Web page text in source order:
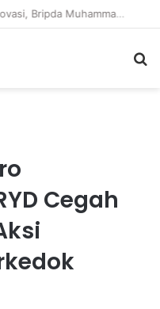
Cegah